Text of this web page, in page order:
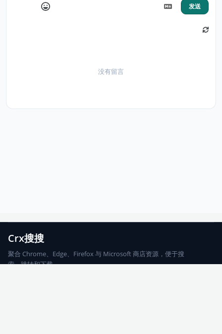
发送
没有留言
Crx搜搜
聚合 Chrome、Edge、Firefox 与 Microsoft 商店资源，便于搜
索、跳转和下载。